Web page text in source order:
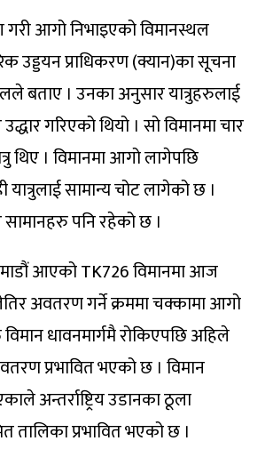
आगो निभाइएको विमानस्थल
उड्डयन प्राधिकरण (क्यान)का सूचना
बताए । उनका अनुसार यात्रुहरुलाई
गरिएको थियो । सो विमानमा चार
थिए । विमानमा आगो लागेपछि
यात्रुलाई सामान्य चोट लागेको छ ।
पनि रहेको छ ।
आएको TK726 विमानमा आज
अवतरण गर्ने क्रममा चक्कामा आगो
धावनमार्गमै रोकिएपछि अहिले
प्रभावित भएको छ । विमान
अन्तर्राष्ट्रिय उडानका ठूला
तालिका प्रभावित भएको छ ।